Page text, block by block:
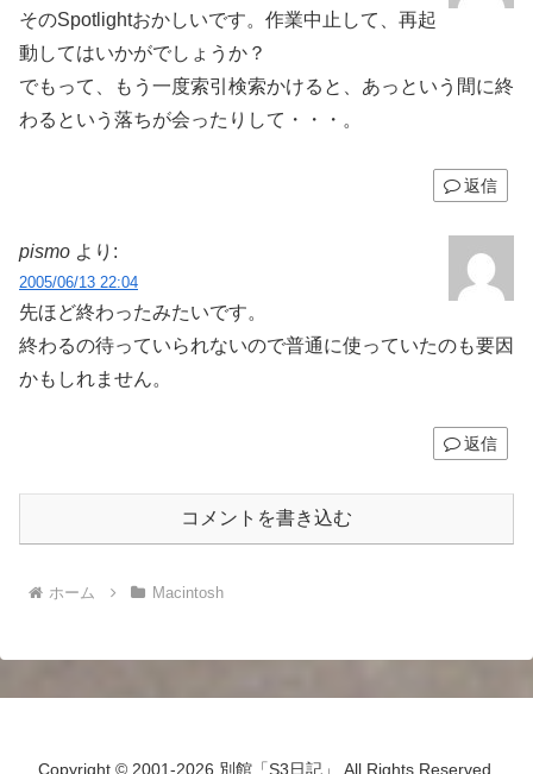
そのSpotlightおかしいです。作業中止して、再起
動してはいかがでしょうか？
でもって、もう一度索引検索かけると、あっという間に終
わるという落ちが会ったりして・・・。
返信
pismo より:
2005/06/13 22:04
先ほど終わったみたいです。
終わるの待っていられないので普通に使っていたのも要因
かもしれません。
返信
コメントを書き込む
ホーム Macintosh
Copyright © 2001-2026 別館「S3日記」 All Rights Reserved.